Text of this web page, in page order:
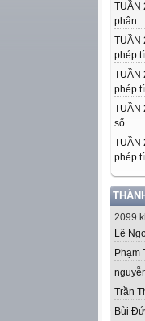
TUẦN
phân...
TUẦN
phép
TUẦN
phép
TUẦN
số...
TUẦN
phép
2099
Lê
Phạm
Trần
Bùi